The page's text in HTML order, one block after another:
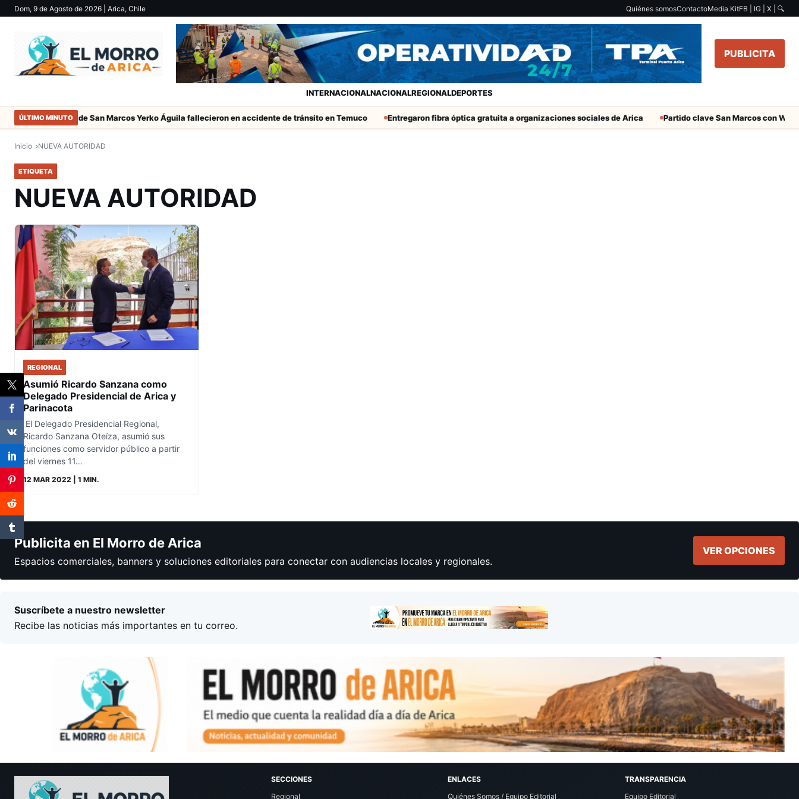
Dom, 9 de Agosto de 2026 | Arica, Chile Quiénes somosContactoMedia KitFB | IG | X | 🔍
PUBLICITA
INTERNACIONALNACIONALREGIONALDEPORTES
ÚLTIMO MINUTO
del jugador de San Marcos Yerko Águila fallecieron en accidente de tránsito en Temuco Entregaron fibra óptica gratuita a organizaciones sociales de Arica Partido clave San Marcos con
Inicio NUEVA AUTORIDAD
ETIQUETA
NUEVA AUTORIDAD
REGIONAL
Asumió Ricardo Sanzana como
Delegado Presidencial de Arica y
Parinacota
El Delegado Presidencial Regional,
Ricardo Sanzana Oteíza, asumió sus
funciones como servidor público a partir
del viernes 11…
12 MAR 2022 | 1 MIN.
Publicita en El Morro de Arica
Espacios comerciales, banners y soluciones editoriales para conectar con audiencias locales y regionales.
VER OPCIONES
Suscríbete a nuestro newsletter
Recibe las noticias más importantes en tu correo.
SECCIONES
Regional
ENLACES
Quiénes Somos / Equipo Editorial
TRANSPARENCIA
Equipo Editorial